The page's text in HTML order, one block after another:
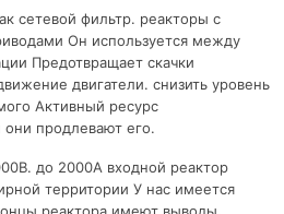
сетевой фильтр. реакторы с
Он используется между
Предотвращает скачки
двигатели. снизить уровень
Активный ресурс
продлевают его.
до 2000А входной реактор
территории У нас имеется